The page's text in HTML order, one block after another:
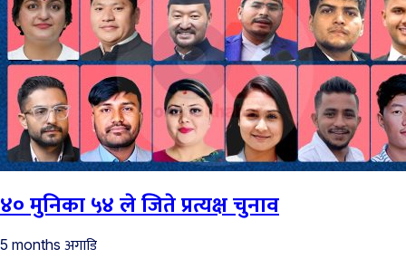
४० मुनिका ५४ ले जिते प्रत्यक्ष चुनाव
5 months अगाडि